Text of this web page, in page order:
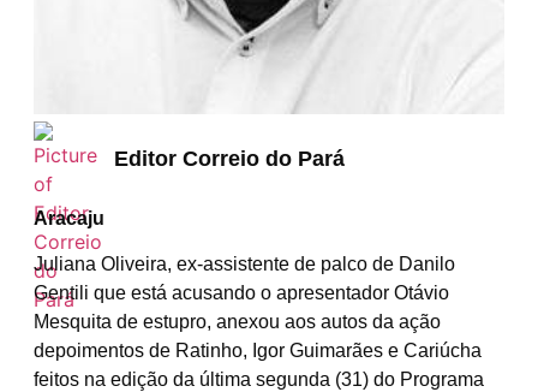
Editor Correio do Pará
Aracaju
Juliana Oliveira, ex-assistente de palco de Danilo
Gentili que está acusando o apresentador Otávio
Mesquita de estupro, anexou aos autos da ação
depoimentos de Ratinho, Igor Guimarães e Cariúcha
feitos na edição da última segunda (31) do Programa